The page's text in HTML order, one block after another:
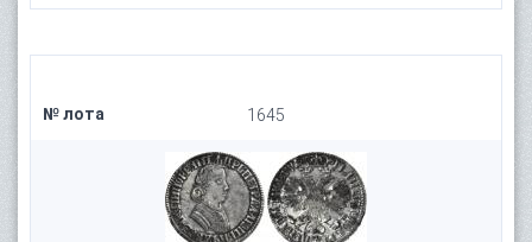
№ лота 1645